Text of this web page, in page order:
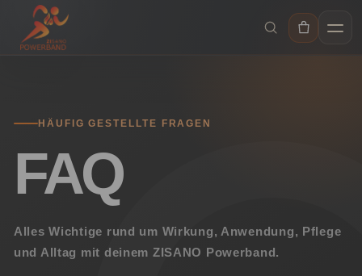
CONTENIDO
HÄUFIG GESTELLTE FRAGEN
FAQ
Alles Wichtige rund um Wirkung, Anwendung, Pflege
und Alltag mit deinem ZISANO Powerband.